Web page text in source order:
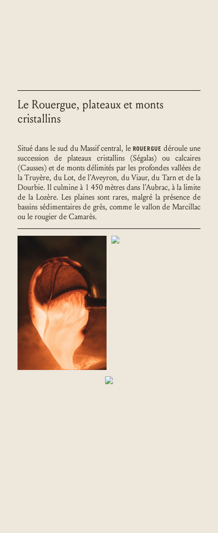
Le Rouergue, plateaux et monts
cristallins
Situé dans le sud du Massif central, leROUERGUE déroule une
succession de plateaux cristallins (Ségalas) ou calcaires
(Causses) et de monts délimités par les profondes vallées de
la Truyère, du Lot, de l'Aveyron, du Viaur, du Tarn et de la
Dourbie. Il culmine à 1 450 mètres dans l'Aubrac, à la limite
de la Lozère. Les plaines sont rares, malgré la présence de
bassins sédimentaires de grès, comme le vallon de Marcillac
ou le rougier de Camarès.